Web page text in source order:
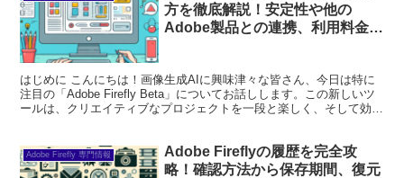
方を徹底解説！安定性や他の
Adobe製品との連携、利用料金や
はじめに こんにちは！画像生成AIに興味津々な皆さん、今日は特に
注目の「Adobe Firefly Beta」についてお話しします。この新しいツ
ールは、クリエイティブなプロジェクトを一段と楽しく、そして効率
Adobe Firefly 専門情報
Adobe Fireflyの履歴を完全攻
略！確認方法から保存期間、復元